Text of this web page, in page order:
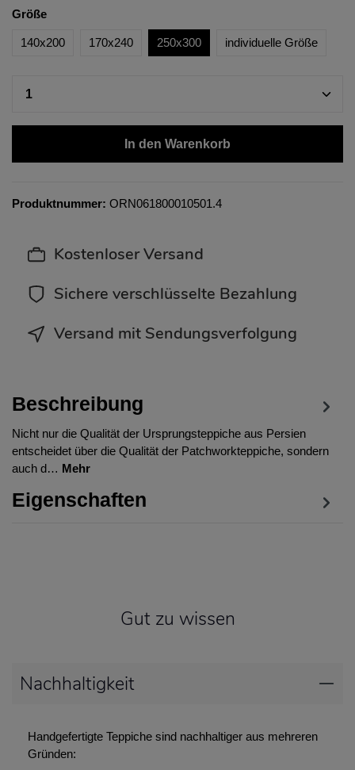
Größe
140x200 170x240 250x300 individuelle Größe
In den Warenkorb
Produktnummer: ORN061800010501.4
Kostenloser Versand
Sichere verschlüsselte Bezahlung
Versand mit Sendungsverfolgung
Beschreibung
Nicht nur die Qualität der Ursprungsteppiche aus Persien
entscheidet über die Qualität der Patchworkteppiche, sondern
auch d… Mehr
Eigenschaften
Gut zu wissen
Nachhaltigkeit
Handgefertigte Teppiche sind nachhaltiger aus mehreren
Gründen: